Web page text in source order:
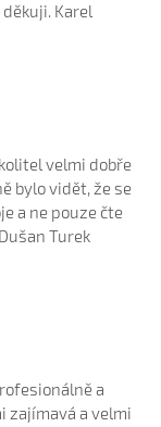
Karel
velmi dobře
bylo vidět, že se
a ne pouze čte
Turek
a
zajímavá a velmi